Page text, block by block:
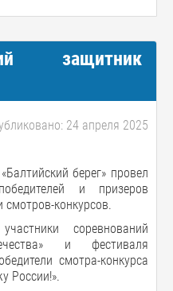
защитник
24 апреля 2025
берег» провел
и призеров
смотров-конкурсов.
соревнований
и фестиваля
смотра-конкурса
России!».